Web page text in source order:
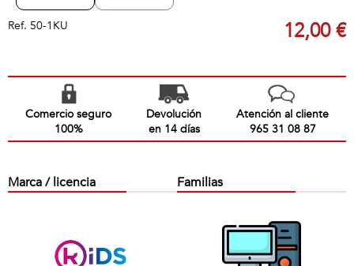
Ref. 50-1KU 12,00 €
Comercio seguro
100%
Devolución
en 14 días
Atención al cliente
965 31 08 87
Marca / licencia Familias